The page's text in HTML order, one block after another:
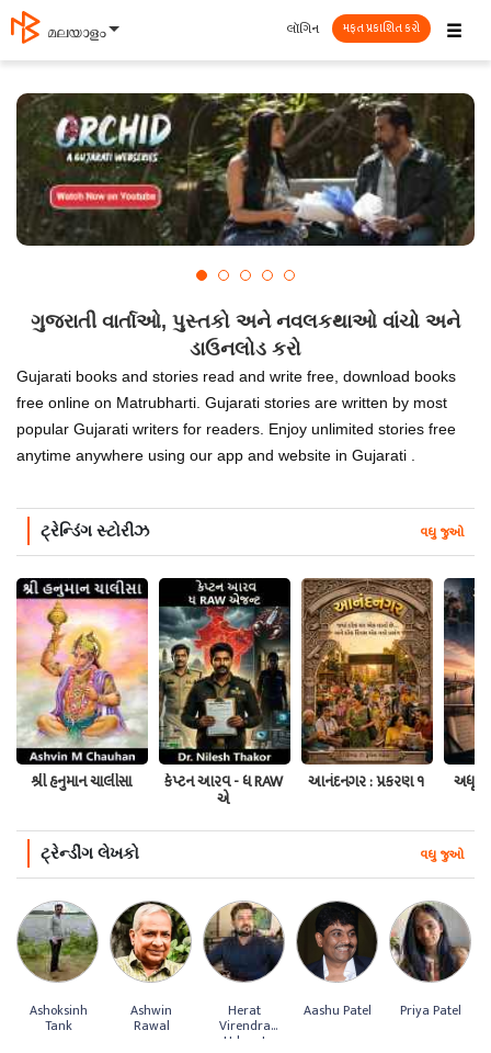
മലയാളം ☰
લૉગિન મફત પ્રકાશિત કરો
ગુજરાતી વાર્તાઓ, પુસ્તકો અને નવલકથાઓ વાંચો અને
ડાઉનલોડ કરો
Gujarati books and stories read and write free, download books
free online on Matrubharti. Gujarati stories are written by most
popular Gujarati writers for readers. Enjoy unlimited stories free
anytime anywhere using our app and website in Gujarati .
ટ્રેન્ડિંગ સ્ટોરીઝ વધુ જુઓ
શ્રી હનુમાન ચાલીસા કેપ્ટન આરવ - ધ RAW
એ
આનંદનગર : પ્રકરણ ૧ અધૂરો
ટ્રેન્ડીંગ લેખકો વધુ જુઓ
Ashoksinh
Tank
Ashwin
Rawal
Herat
Virendra
Udavat
Aashu Patel Priya Patel